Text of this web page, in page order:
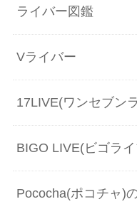
ライバー図鑑
Vライバー
17LIVE(ワンセブン
BIGO LIVE(ビゴラ
Pococha(ポコチャ)